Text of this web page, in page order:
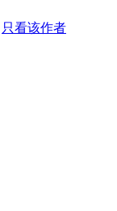
只看该作者